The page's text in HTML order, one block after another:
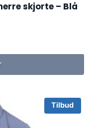
herre skjorte – Blå
Tilbud